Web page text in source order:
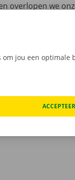
overlopen we
assistentie en
pad met je
jou een